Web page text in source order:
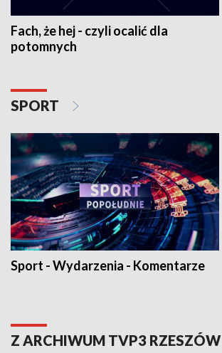
Fach, że hej - czyli ocalić dla
potomnych
SPORT
Sport - Wydarzenia - Komentarze
Z ARCHIWUM TVP3 RZESZÓW